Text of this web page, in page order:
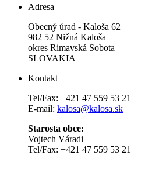
Adresa
Obecný úrad - Kaloša 62
982 52 Nižná Kaloša
okres Rimavská Sobota
SLOVAKIA
Kontakt
Tel/Fax: +421 47 559 53 21
E-mail: kalosa@kalosa.sk
Starosta obce:
Vojtech Váradi
Tel/Fax: +421 47 559 53 21